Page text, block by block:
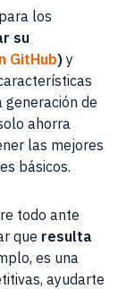
los
su
GitHub) y
de
ahorra
las mejores
básicos.
todo ante
que resulta
es una
ayudarte